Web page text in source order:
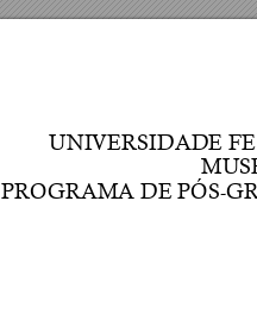
UNIVERSIDADE
PROGRAMA DE PÓS-